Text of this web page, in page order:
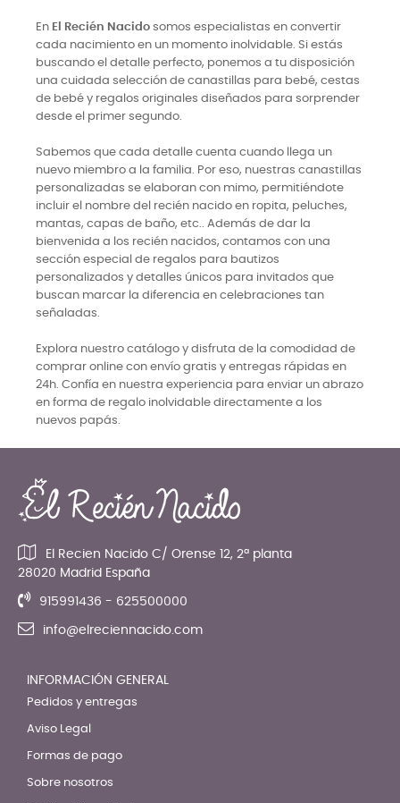
En El Recién Nacido somos especialistas en convertir
cada nacimiento en un momento inolvidable. Si estás
buscando el detalle perfecto, ponemos a tu disposición
una cuidada selección de canastillas para bebé, cestas
de bebé y regalos originales diseñados para sorprender
desde el primer segundo.
Sabemos que cada detalle cuenta cuando llega un
nuevo miembro a la familia. Por eso, nuestras canastillas
personalizadas se elaboran con mimo, permitiéndote
incluir el nombre del recién nacido en ropita, peluches,
mantas, capas de baño, etc.. Además de dar la
bienvenida a los recién nacidos, contamos con una
sección especial de regalos para bautizos
personalizados y detalles únicos para invitados que
buscan marcar la diferencia en celebraciones tan
señaladas.
Explora nuestro catálogo y disfruta de la comodidad de
comprar online con envío gratis y entregas rápidas en
24h. Confía en nuestra experiencia para enviar un abrazo
en forma de regalo inolvidable directamente a los
nuevos papás.
El Recien Nacido C/ Orense 12, 2ª planta
28020 Madrid España
915991436 - 625500000
info@elreciennacido.com
INFORMACIÓN GENERAL
Pedidos y entregas
Aviso Legal
Formas de pago
Sobre nosotros